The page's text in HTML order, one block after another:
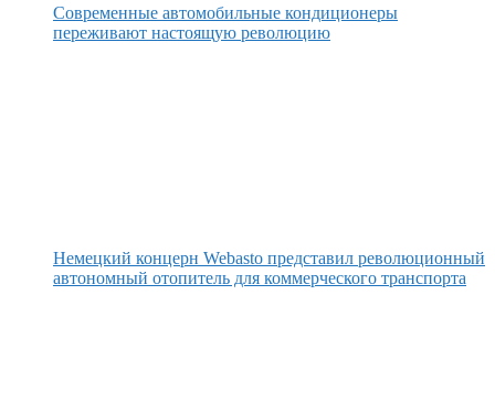
Современные автомобильные кондиционеры
переживают настоящую революцию
Немецкий концерн Webasto представил революционный
автономный отопитель для коммерческого транспорта